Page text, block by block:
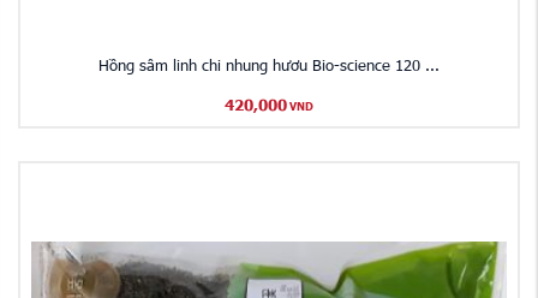
Hồng sâm linh chi nhung hươu Bio-science 120 ...
420,000 VND